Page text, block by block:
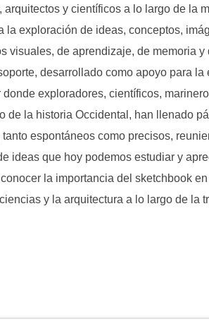
arquitectos y científicos a lo largo de la
la exploración de ideas, conceptos,
visuales, de aprendizaje, de memoria y
desarrollado como apoyo para la
exploradores, científicos,
de la historia Occidental, han llenado
espontáneos como precisos,
ideas que hoy podemos estudiar y
la importancia del sketchbook
y la arquitectura a lo largo de la